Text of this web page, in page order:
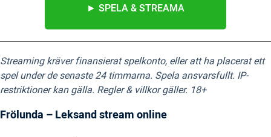
► SPELA & STREAMA
Streaming kräver finansierat spelkonto, eller att ha placerat ett
spel under de senaste 24 timmarna. Spela ansvarsfullt. IP-
restriktioner kan gälla. Regler & villkor gäller. 18+
Frölunda – Leksand stream online